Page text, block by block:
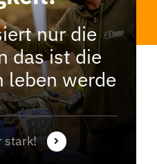
nur die
das ist die
leben werde
stark!